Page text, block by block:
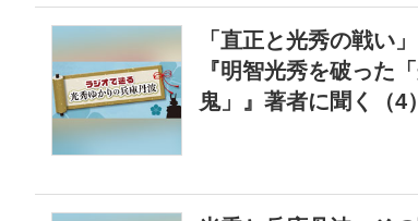
「直正と光秀の戦い
『明智光秀を破った
鬼」』著者に聞く（4）